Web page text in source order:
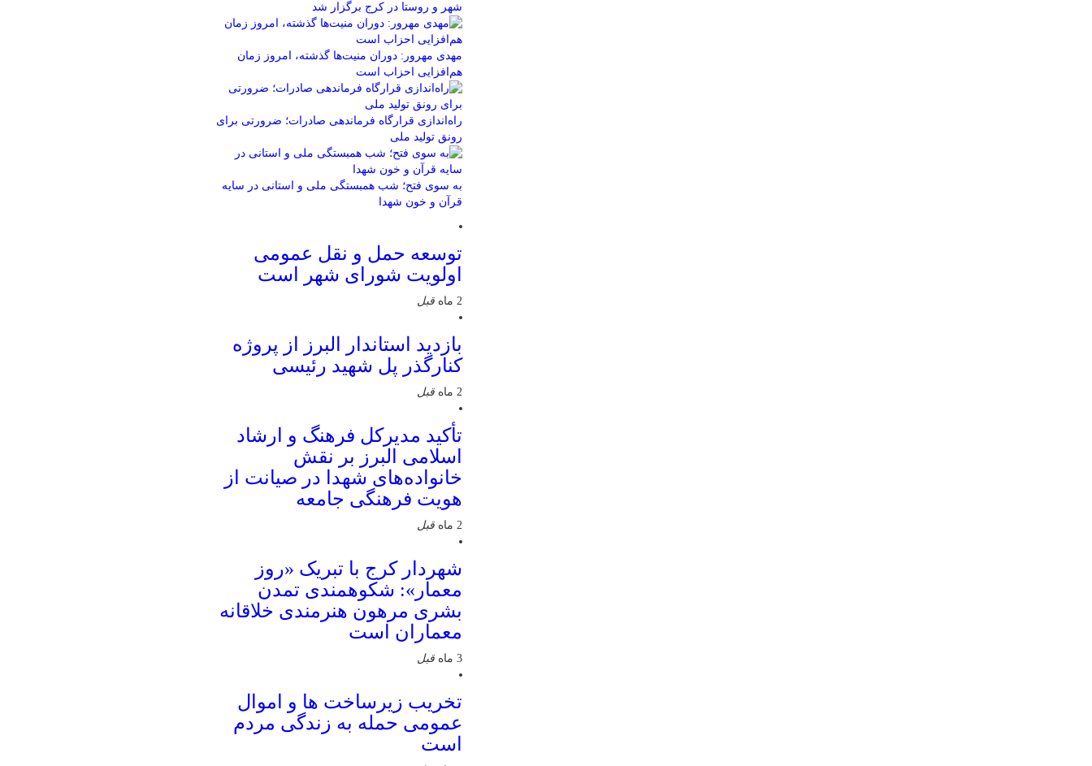
شهر و روستا در کرج برگزار شد
مهدی مهرور: دوران منیت‌ها گذشته، امروز زمان
هم‌افزایی احزاب است
راه‌اندازی قرارگاه فرماندهی صادرات؛ ضرورتی برای
رونق تولید ملی
به سوی فتح؛ شب همبستگی ملی و استانی در سایه
قرآن و خون شهدا
توسعه حمل و نقل عمومی
اولویت شورای شهر است
2 ماه قبل
بازدید استاندار البرز از پروژه
کنارگذر پل شهید رئیسی
2 ماه قبل
تأکید مدیرکل فرهنگ و ارشاد
اسلامی البرز بر نقش
خانواده‌های شهدا در صیانت از
هویت فرهنگی جامعه
2 ماه قبل
شهردار کرج با تبریک «روز
معمار»: شکوهمندی تمدن
بشری مرهون هنرمندی خلاقانه
معماران است
3 ماه قبل
تخریب زیرساخت ها و اموال
عمومی حمله به زندگی مردم
است